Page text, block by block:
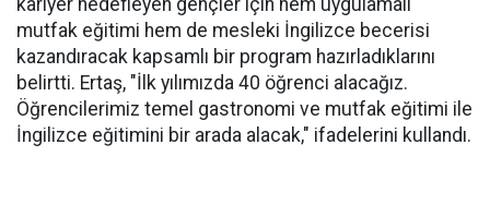
kariyer hedefleyen gençler için hem uygulamalı
mutfak eğitimi hem de mesleki İngilizce becerisi
kazandıracak kapsamlı bir program hazırladıklarını
belirtti. Ertaş, "İlk yılımızda 40 öğrenci alacağız.
Öğrencilerimiz temel gastronomi ve mutfak eğitimi ile
İngilizce eğitimini bir arada alacak," ifadelerini kullandı.